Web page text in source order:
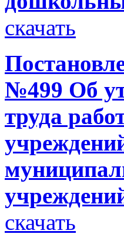
скачать
№499 Об
труда
скачать